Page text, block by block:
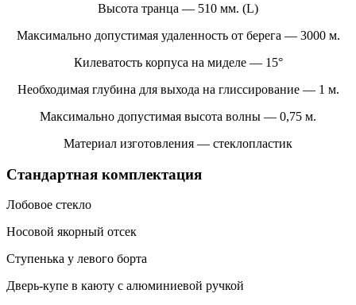
Высота транца — 510 мм. (L)
Максимально допустимая удаленность от берега — 3000 м.
Килеватость корпуса на миделе — 15°
Необходимая глубина для выхода на глиссирование — 1 м.
Максимально допустимая высота волны — 0,75 м.
Материал изготовления — стеклопластик
Стандартная комплектация
Лобовое стекло
Носовой якорный отсек
Ступенька у левого борта
Дверь-купе в каюту с алюминиевой ручкой